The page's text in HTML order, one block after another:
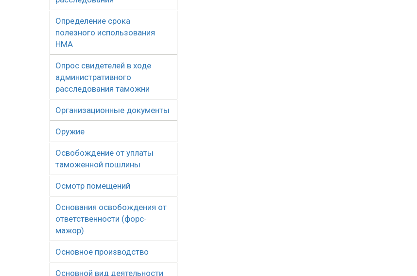
Определение срока
полезного использования
НМА
Опрос свидетелей в ходе
административного
расследования таможни
Организационные документы
Оружие
Освобождение от уплаты
таможенной пошлины
Осмотр помещений
Основания освобождения от
ответственности (форс-
мажор)
Основное производство
Основной вид деятельности